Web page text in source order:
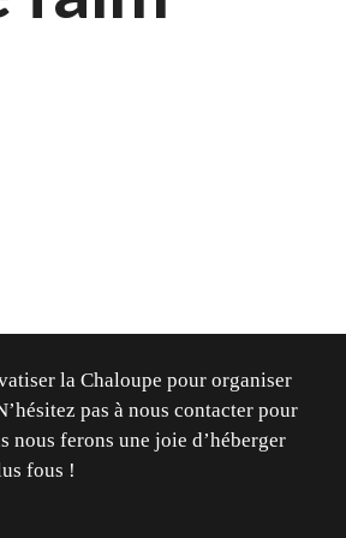
la Chaloupe pour organiser
pas à nous contacter pour
nous ferons une joie d’héberger
fous !